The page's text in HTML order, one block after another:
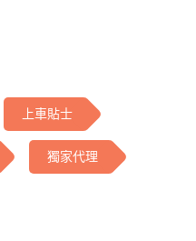
上車貼士
獨家代理